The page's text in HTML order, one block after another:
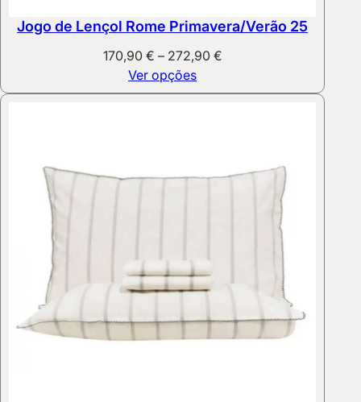
Jogo de Lençol Rome Primavera/Verão 25
170,90 € – 272,90 €Price
170,90 €
Ver opções